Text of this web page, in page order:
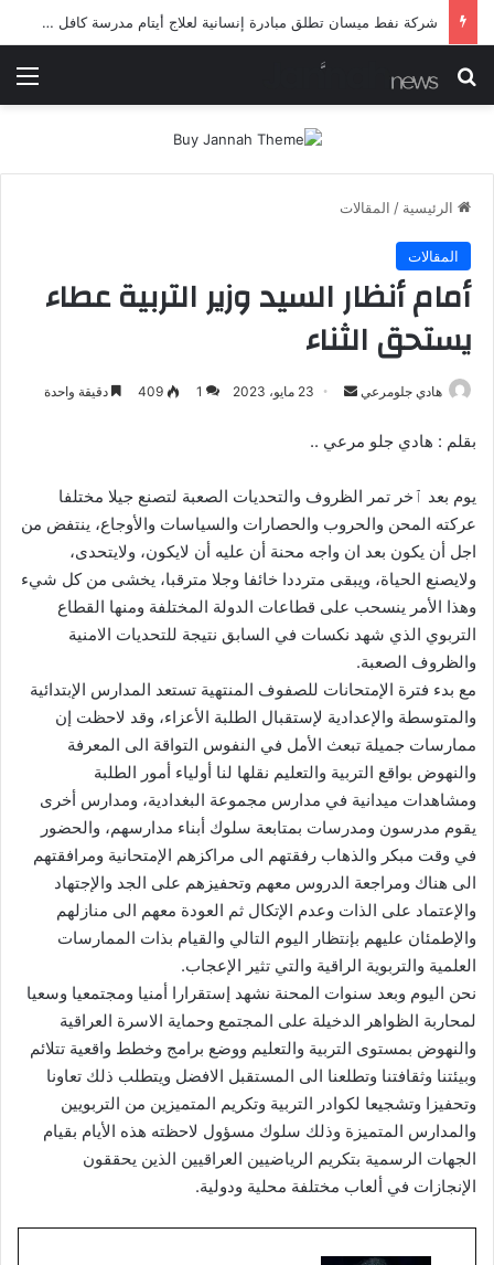
شرطة ميسان تلقي القبض على مطلقي العيارات النارية أثناء تشييع جنائزي في العمارة
بحث عن
الرئيسية / المقالات
المقالات
أمام أنظار السيد وزير التربية عطاء
يستحق الثناء
هادي جلومرعي
أرسل
إلكترونيا
23 مايو، 2023 1
409 دقيقة واحدة
بقلم : هادي جلو مرعي ..
يوم بعد ٱخر تمر الظروف والتحديات الصعبة لتصنع جيلا مختلفا
عركته المحن والحروب والحصارات والسياسات والأوجاع، ينتفض من
اجل أن يكون بعد ان واجه محنة أن عليه أن لايكون، ولايتحدى،
ولايصنع الحياة، ويبقى مترددا خائفا وجلا مترقبا، يخشى من كل شيء
وهذا الأمر ينسحب على قطاعات الدولة المختلفة ومنها القطاع
التربوي الذي شهد نكسات في السابق نتيجة للتحديات الامنية
والظروف الصعبة.
‏مع بدء فترة الإمتحانات للصفوف المنتهية تستعد المدارس الإبتدائية
والمتوسطة والإعدادية لإستقبال الطلبة الأعزاء، وقد لاحظت إن
ممارسات جميلة تبعث الأمل في النفوس التواقة الى المعرفة
والنهوض بواقع التربية والتعليم نقلها لنا أولياء أمور الطلبة
ومشاهدات ميدانية في مدارس مجموعة البغدادية، ومدارس أخرى
يقوم مدرسون ومدرسات بمتابعة سلوك أبناء مدارسهم، والحضور
في وقت مبكر والذهاب رفقتهم الى مراكزهم الإمتحانية ومرافقتهم
الى هناك ومراجعة الدروس معهم وتحفيزهم على الجد والإجتهاد
والإعتماد على الذات وعدم الإتكال ثم العودة معهم الى منازلهم
والإطمئان عليهم بإنتظار اليوم التالي والقيام بذات الممارسات
العلمية والتربوية الراقية والتي تثير الإعجاب.
‏نحن اليوم وبعد سنوات المحنة نشهد إستقرارا أمنيا ومجتمعيا وسعيا
لمحاربة الظواهر الدخيلة على المجتمع وحماية الاسرة العراقية
والنهوض بمستوى التربية والتعليم ووضع برامج وخطط واقعية تتلائم
وبيئتنا وثقافتنا وتطلعنا الى المستقبل الافضل ويتطلب ذلك تعاونا
وتحفيزا وتشجيعا لكوادر التربية وتكريم المتميزين من التربويين
والمدارس المتميزة وذلك سلوك مسؤول لاحظته هذه الأيام بقيام
الجهات الرسمية بتكريم الرياضيين العراقيين الذين يحققون
الإنجازات في ألعاب مختلفة محلية ودولية.